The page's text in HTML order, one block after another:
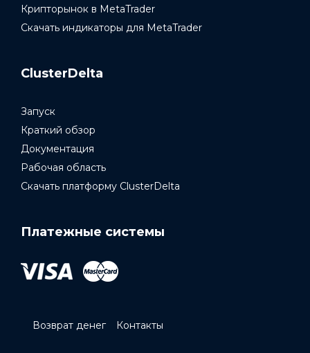
Крипторынок в MetaTrader
Скачать индикаторы для MetaTrader
ClusterDelta
Запуск
Краткий обзор
Документация
Рабочая область
Скачать платформу ClusterDelta
Платежные системы
Возврат денег Контакты